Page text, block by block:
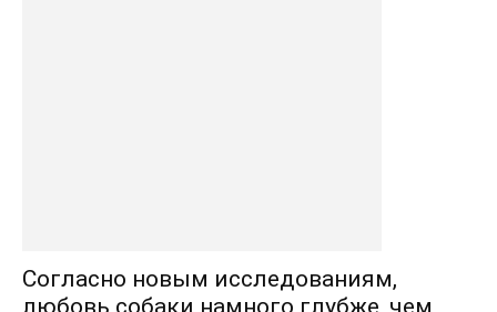
Согласно новым исследованиям,
любовь собаки намного глубже, чем